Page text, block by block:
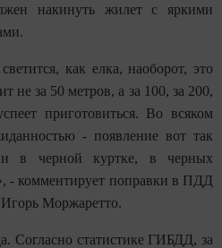
накинуть жилет с яркими
как елка, наоборот, это
не за 50 метров, а за 100, за 200,
приготовиться. Во всяком
- появление вот так
в черной куртке, в черных
- комментирует поправки в ПДД
Моржаретто.
Согласно статистике ГИБДД, за